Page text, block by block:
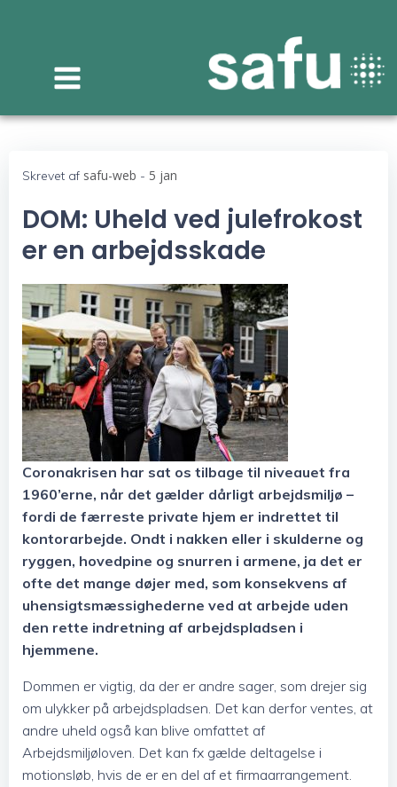
indhold
Skrevet af safu-web - 5 jan
DOM: Uheld ved julefrokost
er en arbejdsskade
Coronakrisen har sat os tilbage til niveauet fra
1960’erne, når det gælder dårligt arbejdsmiljø –
fordi de færreste private hjem er indrettet til
kontorarbejde. Ondt i nakken eller i skulderne og
ryggen, hovedpine og snurren i armene, ja det er
ofte det mange døjer med, som konsekvens af
uhensigtsmæssighederne ved at arbejde uden
den rette indretning af arbejdspladsen i
hjemmene.
Dommen er vigtig, da der er andre sager, som drejer sig
om ulykker på arbejdspladsen. Det kan derfor ventes, at
andre uheld også kan blive omfattet af
Arbejdsmiljøloven. Det kan fx gælde deltagelse i
motionsløb, hvis de er en del af et firmaarrangement.